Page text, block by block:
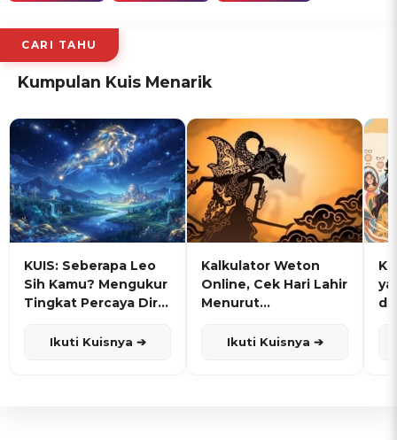
CARI TAHU
Kumpulan Kuis Menarik
KUIS: Seberapa Leo
Sih Kamu? Mengukur
Tingkat Percaya Diri
Ikuti Kuisnya ➔
Kalkulator Weton
Online, Cek Hari Lahir
Menurut
Ikuti Kuisnya ➔